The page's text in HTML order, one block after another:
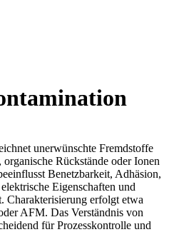
unerwünschte Fremdstoffe
Rückstände oder Ionen
Benetzbarkeit, Adhäsion,
Eigenschaften und
Charakterisierung erfolgt etwa
AFM. Das Verständnis von
für Prozesskontrolle und